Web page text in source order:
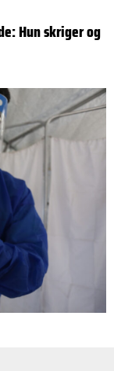
Hun skriger og